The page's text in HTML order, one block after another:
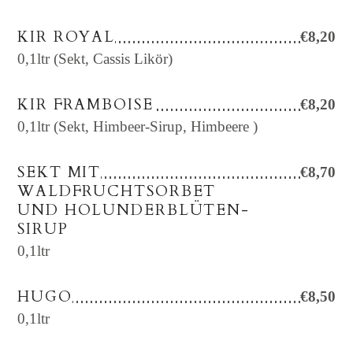
KIR ROYAL
0,1ltr (Sekt, Cassis Likör)
€8,20
KIR FRAMBOISE
0,1ltr (Sekt, Himbeer-Sirup, Himbeere )
€8,20
SEKT MIT
WALDFRUCHTSORBET
UND HOLUNDERBLÜTEN-
SIRUP
0,1ltr
€8,70
HUGO
0,1ltr
€8,50